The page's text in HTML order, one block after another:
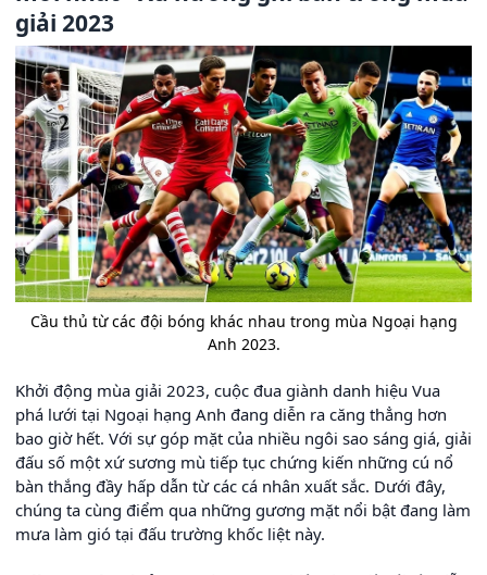
giải 2023
Cầu thủ từ các đội bóng khác nhau trong mùa Ngoại hạng
Anh 2023.
Khởi động mùa giải 2023, cuộc đua giành danh hiệu Vua
phá lưới tại Ngoại hạng Anh đang diễn ra căng thẳng hơn
bao giờ hết. Với sự góp mặt của nhiều ngôi sao sáng giá, giải
đấu số một xứ sương mù tiếp tục chứng kiến những cú nổ
bàn thắng đầy hấp dẫn từ các cá nhân xuất sắc. Dưới đây,
chúng ta cùng điểm qua những gương mặt nổi bật đang làm
mưa làm gió tại đấu trường khốc liệt này.